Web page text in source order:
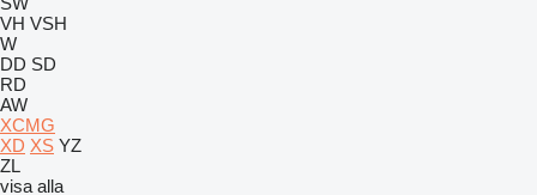
VH VSH
W
DD SD
RD
AW
XCMG
XD XS YZ
ZL
visa alla